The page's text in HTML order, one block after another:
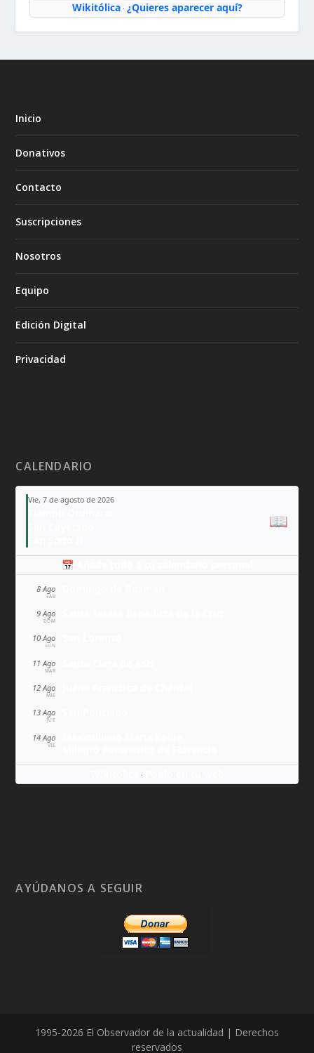
Wikitólica· ¿Quieres aparecer aquí?
Inicio
Donativos
Contacto
Suscripciones
Nosotros
Equipo
Edición Digital
Privacidad
CALENDARIO
Vie, 7 de agosto de 2026
📖
📅 Añade todo a tu calendario personal
8 Ago
SÁB
9 Ago
DOM
10 Ago
LUN
11 Ago
MAR
12 Ago
MIÉ
13 Ago
JUE
14 Ago
VIE
·
AYÚDANOS A SEGUIR
1995-2026 El Observador de la actualidad | Derechos
reservados